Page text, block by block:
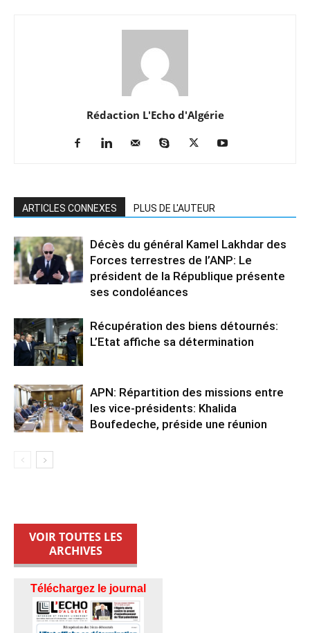
Rédaction L'Echo d'Algérie
ARTICLES CONNEXES PLUS DE L'AUTEUR
Décès du général Kamel Lakhdar des
Forces terrestres de l’ANP: Le
président de la République présente
ses condoléances
Récupération des biens détournés:
L’Etat affiche sa détermination
APN: Répartition des missions entre
les vice-présidents: Khalida
Boufedeche, préside une réunion
VOIR TOUTES LES
ARCHIVES